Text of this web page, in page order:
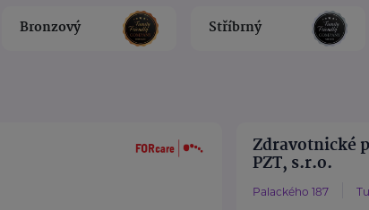
Bronzový Stříbrný
Zdravotnické
PZT, s.r.o.
Palackého 187